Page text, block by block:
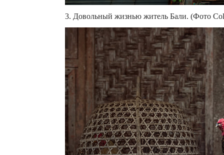
3. Довольный жизнью житель Бали. (Фото